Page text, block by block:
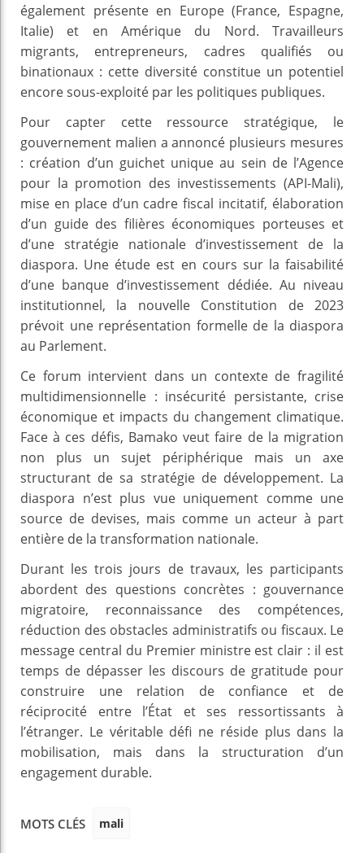
également présente en Europe (France, Espagne,
Italie) et en Amérique du Nord. Travailleurs
migrants, entrepreneurs, cadres qualifiés ou
binationaux : cette diversité constitue un potentiel
encore sous-exploité par les politiques publiques.
Pour capter cette ressource stratégique, le
gouvernement malien a annoncé plusieurs mesures
: création d’un guichet unique au sein de l’Agence
pour la promotion des investissements (API-Mali),
mise en place d’un cadre fiscal incitatif, élaboration
d’un guide des filières économiques porteuses et
d’une stratégie nationale d’investissement de la
diaspora. Une étude est en cours sur la faisabilité
d’une banque d’investissement dédiée. Au niveau
institutionnel, la nouvelle Constitution de 2023
prévoit une représentation formelle de la diaspora
au Parlement.
Ce forum intervient dans un contexte de fragilité
multidimensionnelle : insécurité persistante, crise
économique et impacts du changement climatique.
Face à ces défis, Bamako veut faire de la migration
non plus un sujet périphérique mais un axe
structurant de sa stratégie de développement. La
diaspora n’est plus vue uniquement comme une
source de devises, mais comme un acteur à part
entière de la transformation nationale.
Durant les trois jours de travaux, les participants
abordent des questions concrètes : gouvernance
migratoire, reconnaissance des compétences,
réduction des obstacles administratifs ou fiscaux. Le
message central du Premier ministre est clair : il est
temps de dépasser les discours de gratitude pour
construire une relation de confiance et de
réciprocité entre l’État et ses ressortissants à
l’étranger. Le véritable défi ne réside plus dans la
mobilisation, mais dans la structuration d’un
engagement durable.
MOTS CLÉS mali